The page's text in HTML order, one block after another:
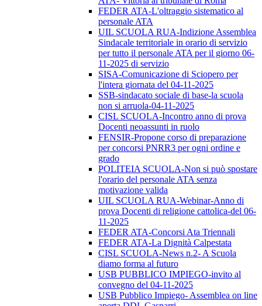
FEDER ATA-L'oltraggio sistematico al
personale ATA
UIL SCUOLA RUA-Indizione Assemblea
Sindacale territoriale in orario di servizio
per tutto il personale ATA per il giorno 06-
11-2025 di servizio
SISA-Comunicazione di Sciopero per
l'intera giornata del 04-11-2025
SSB-sindacato sociale di base-la scuola
non si arruola-04-11-2025
CISL SCUOLA-Incontro anno di prova
Docenti neoassunti in ruolo
FENSIR-Propone corso di preparazione
per concorsi PNRR3 per ogni ordine e
grado
POLITEIA SCUOLA-Non si può spostare
l'orario del personale ATA senza
motivazione valida
UIL SCUOLA RUA-Webinar-Anno di
prova Docenti di religione cattolica-del 06-
11-2025
FEDER ATA-Concorsi Ata Triennali
FEDER ATA-La Dignità Calpestata
CISL SCUOLA-News n.2- A Scuola
diamo forma al futuro
USB PUBBLICO IMPIEGO-invito al
convegno del 04-11-2025
USB Pubblico Impiego- Assemblea on line